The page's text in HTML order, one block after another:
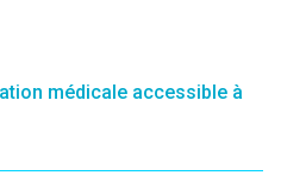
médicale accessible à